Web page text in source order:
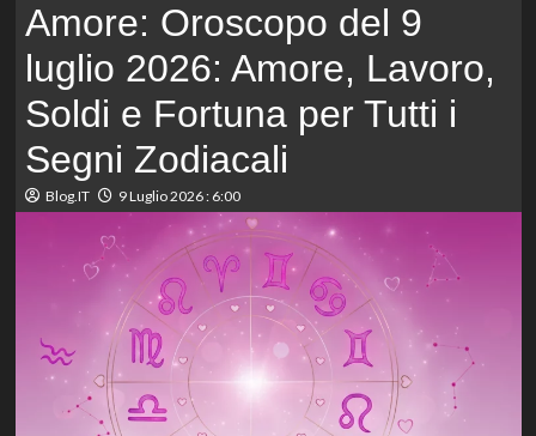
Amore: Oroscopo del 9
luglio 2026: Amore, Lavoro,
Soldi e Fortuna per Tutti i
Segni Zodiacali
Blog.IT 9 Luglio 2026 : 6:00